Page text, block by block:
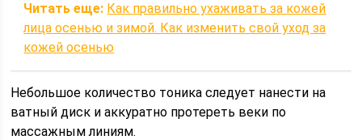
Читать еще: Как правильно ухаживать за кожей
лица осенью и зимой. Как изменить свой уход за
кожей осенью
Небольшое количество тоника следует нанести на
ватный диск и аккуратно протереть веки по
массажным линиям.